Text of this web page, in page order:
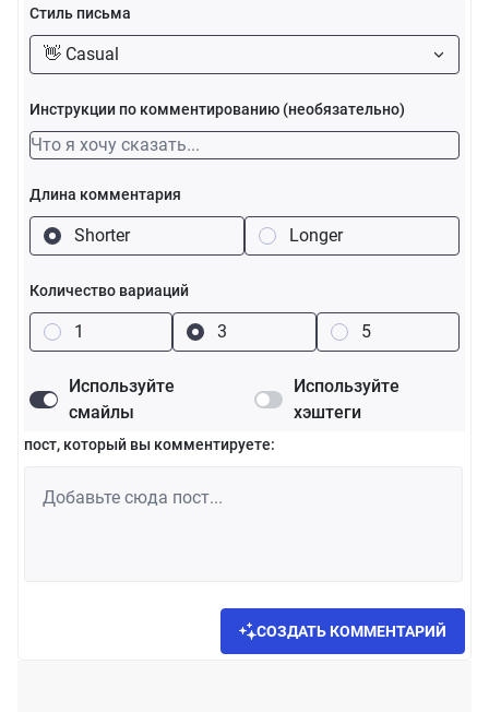
Стиль письма
👋 Casual
Инструкции по комментированию (необязательно)
Длина комментария
Shorter Longer
Количество вариаций
1 3 5
Используйте
смайлы
Используйте
хэштеги
пост, который вы комментируете:
СОЗДАТЬ КОММЕНТАРИЙ